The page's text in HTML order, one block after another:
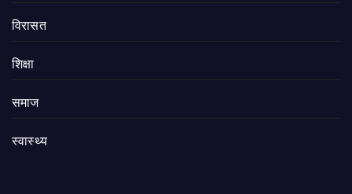
‍‍विरासत
शिक्षा
समाज
स्वास्थ्य